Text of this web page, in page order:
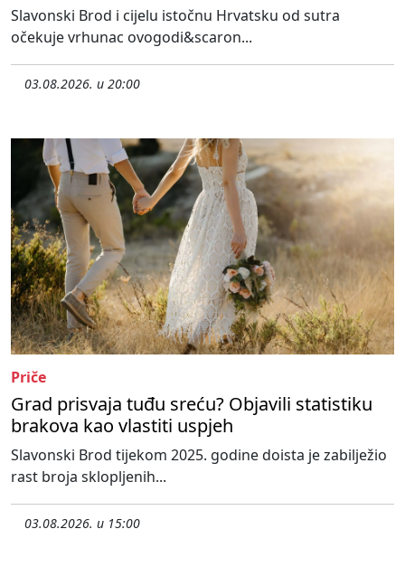
Slavonski Brod i cijelu istočnu Hrvatsku od sutra
očekuje vrhunac ovogodi&scaron...
03.08.2026. u 20:00
Priče
Grad prisvaja tuđu sreću? Objavili statistiku
brakova kao vlastiti uspjeh
Slavonski Brod tijekom 2025. godine doista je zabilježio
rast broja sklopljenih...
03.08.2026. u 15:00